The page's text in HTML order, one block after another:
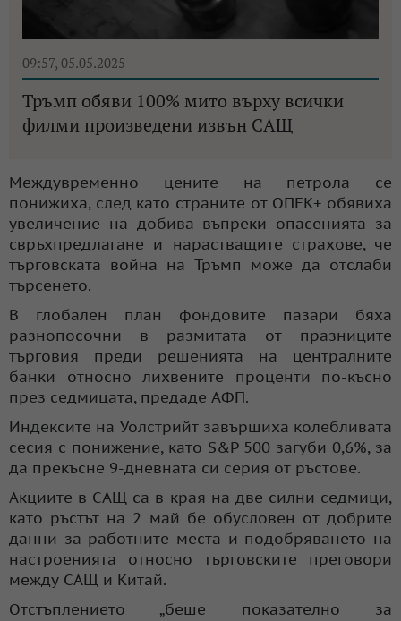
09:57, 05.05.2025
Тръмп обяви 100% мито върху всички
филми произведени извън САЩ
Междувременно цените на петрола се
понижиха, след като страните от ОПЕК+ обявиха
увеличение на добива въпреки опасенията за
свръхпредлагане и нарастващите страхове, че
търговската война на Тръмп може да отслаби
търсенето.
В глобален план фондовите пазари бяха
разнопосочни в размитата от празниците
търговия преди решенията на централните
банки относно лихвените проценти по-късно
през седмицата, предаде АФП.
Индексите на Уолстрийт завършиха колебливата
сесия с понижение, като S&P 500 загуби 0,6%, за
да прекъсне 9-дневната си серия от ръстове.
Акциите в САЩ са в края на две силни седмици,
като ръстът на 2 май бе обусловен от добрите
данни за работните места и подобряването на
настроенията относно търговските преговори
между САЩ и Китай.
Отстъплението „беше показателно за